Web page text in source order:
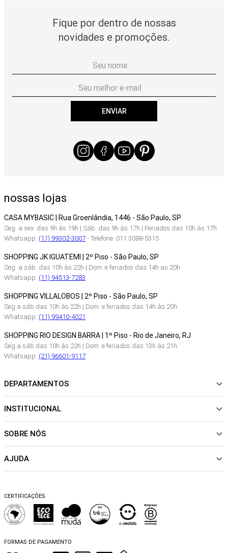
Fique por dentro de nossas
novidades e promoções.
ENVIAR
nossas lojas
CASA MYBASIC | Rua Groenlândia, 1446 - São Paulo, SP
Seg. a sex. das 9h às 19h | Sáb. das 9h às 17h | Feriados das 10h às 17h
Whatsapp: (11) 99302-3007- Telefone: 011 3088-5315
SHOPPING JK IGUATEMI | 2º Piso - São Paulo, SP
Seg. a sáb. das 10h às 22h | Dom. e feriados das 14h as 20h
Whatsapp: (11) 94513-7283
SHOPPING VILLALOBOS | 2º Piso - São Paulo, SP
Seg a sáb das 10h às 22h | Dom. e feriados das 14h às 20h
Whatsapp: (11) 99410-4021
SHOPPING RIO DESIGN BARRA | 1º Piso - Rio de Janeiro, RJ
Seg a sáb das 10h às 22h | Dom. e feriados das 13h às 21h
Whatsapp: (21) 96601-9117
DEPARTAMENTOS
NOVIDADES
CALÇADOS
SALE
INSTITUCIONAL
Sobre Nós
Sustentabilidade
Trocas e Devoluções
Perguntas Frequentes
Blog
SOBRE NÓS
Política de pagamento
AJUDA
Dicas de cuidados
Falar no WhatsApp
CERTIFICAÇÕES
FORMAS DE PAGAMENTO